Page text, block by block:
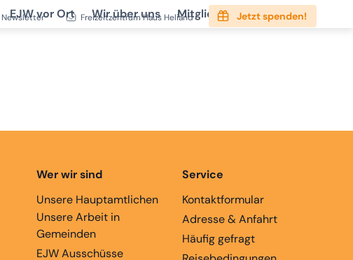
Newsletter Freizeitzentrum Haus Heliand Jetzt spenden!
EJW vor Ort Wir über uns Mitgliedschaft Service
Wer wir sind
Unsere Hauptamtlichen
Unsere Arbeit in
Gemeinden
EJW Ausschüsse
Service
Kontaktformular
Adresse & Anfahrt
Häufig gefragt